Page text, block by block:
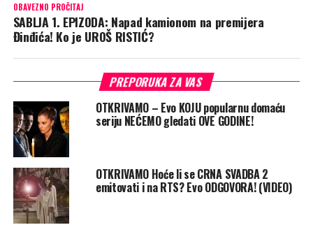
OBAVEZNO PROČITAJ
SABLJA 1. EPIZODA: Napad kamionom na premijera
Đinđića! Ko je UROŠ RISTIĆ?
PREPORUKA ZA VAS
OTKRIVAMO – Evo KOJU popularnu domaću
seriju NEĆEMO gledati OVE GODINE!
OTKRIVAMO Hoće li se CRNA SVADBA 2
emitovati i na RTS? Evo ODGOVORA! (VIDEO)